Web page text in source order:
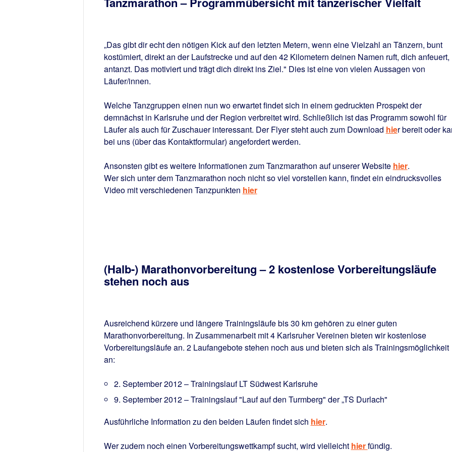
„Das gibt dir echt den nötigen Kick auf den letzten Metern, wenn eine Vielzahl an Tänzern, bunt
kostümiert, direkt an der Laufstrecke und auf den 42 Kilometern deinen Namen ruft, dich anfeuert,
antanzt. Das motiviert und trägt dich direkt ins Ziel." Dies ist eine von vielen Aussagen von
Läufer/innen.
Welche Tanzgruppen einen nun wo erwartet findet sich in einem gedruckten Prospekt der
demnächst in Karlsruhe und der Region verbreitet wird. Schließlich ist das Programm sowohl für
Läufer als auch für Zuschauer interessant. Der Flyer steht auch zum Download hier bereit oder
bei uns (über das Kontaktformular) angefordert werden.
Ansonsten gibt es weitere Informationen zum Tanzmarathon auf unserer Website hier.
Wer sich unter dem Tanzmarathon noch nicht so viel vorstellen kann, findet ein eindrucksvolles
Video mit verschiedenen Tanzpunkten hier
(Halb-) Marathonvorbereitung – 2 kostenlose Vorbereitungsläufe
stehen noch aus
Ausreichend kürzere und längere Trainingsläufe bis 30 km gehören zu einer guten
Marathonvorbereitung. In Zusammenarbeit mit 4 Karlsruher Vereinen bieten wir kostenlose
Vorbereitungsläufe an. 2 Laufangebote stehen noch aus und bieten sich als Trainingsmöglichkeit
an:
2. September 2012 – Trainingslauf LT Südwest Karlsruhe
9. September 2012 – Trainingslauf "Lauf auf den Turmberg" der „TS Durlach"
Ausführliche Information zu den beiden Läufen findet sich hier.
Wer zudem noch einen Vorbereitungswettkampf sucht, wird vielleicht hierfündig.